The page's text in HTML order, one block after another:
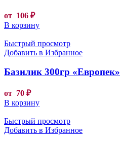
от 106 ₽
В корзину
Быстрый просмотр
Добавить в Избранное
Базилик 300гр «Европек»
от 70 ₽
В корзину
Быстрый просмотр
Добавить в Избранное